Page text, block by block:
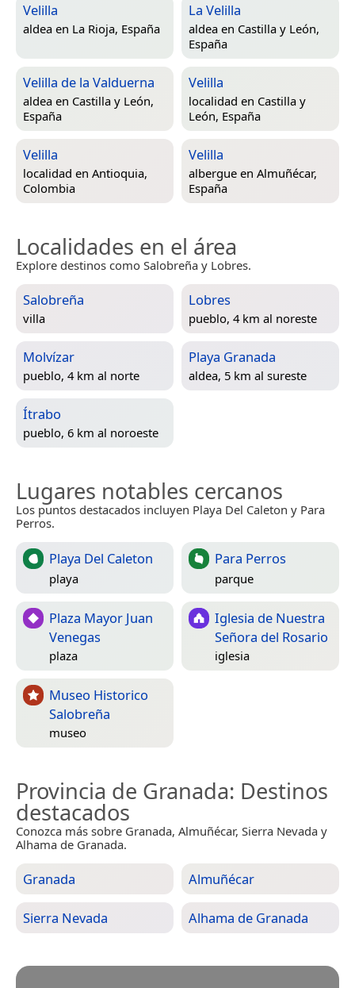
Velilla
aldea en La Rioja, España
La Velilla
aldea en Castilla y León,
España
Velilla de la Valduerna
aldea en Castilla y León,
España
Velilla
localidad en Castilla y
León, España
Velilla
localidad en Antioquia,
Colombia
Velilla
albergue en Almuñécar,
España
Localidades en el área
Explore destinos como Salobreña y Lobres.
Salobreña
villa
Lobres
pueblo, 4 km al noreste
Molvízar
pueblo, 4 km al norte
Playa Granada
aldea, 5 km al sureste
Ítrabo
pueblo, 6 km al noroeste
Lugares notables cercanos
Los puntos destacados incluyen Playa Del Caleton y Para
Perros.
Playa Del Caleton
playa
Para Perros
parque
Plaza Mayor Juan
Venegas
plaza
Iglesia de Nuestra
Señora del Rosario
iglesia
Museo Historico
Salobreña
museo
Provincia de Granada: Destinos
destacados
Conozca más sobre Granada, Almuñécar, Sierra Nevada y
Alhama de Granada.
Granada Almuñécar
Sierra Nevada Alhama de Granada